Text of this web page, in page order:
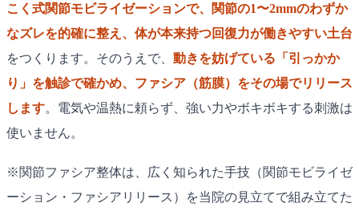
こく式関節モビライゼーションで、関節の1〜2mmのわずか
なズレを的確に整え、体が本来持つ回復力が働きやすい土台
をつくります。そのうえで、 動きを妨げている「引っかか
り」を触診で確かめ、ファシア（筋膜）をその場でリリース
します。電気や温熱に頼らず、強い力やボキボキする刺激は
使いません。
※関節ファシア整体は、広く知られた手技（関節モビライゼ
ーション・ファシアリリース）を当院の見立てで組み立てた